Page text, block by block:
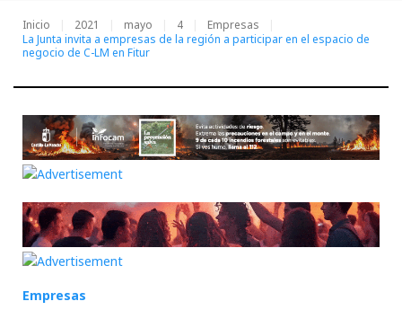
Inicio 2021 mayo 4
Empresas
La Junta invita a empresas de la región a participar en el espacio de
negocio de C-LM en Fitur
Empresas